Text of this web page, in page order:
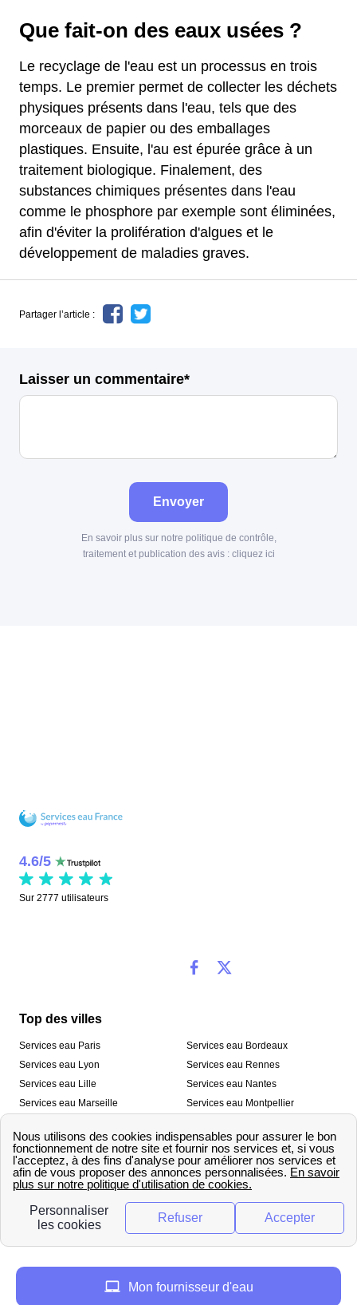
Que fait-on des eaux usées ?
Le recyclage de l'eau est un processus en trois
temps. Le premier permet de collecter les déchets
physiques présents dans l'eau, tels que des
morceaux de papier ou des emballages
plastiques. Ensuite, l'au est épurée grâce à un
traitement biologique. Finalement, des
substances chimiques présentes dans l'eau
comme le phosphore par exemple sont éliminées,
afin d'éviter la prolifération d'algues et le
développement de maladies graves.
Partager l’article :
Laisser un commentaire*
Envoyer
En savoir plus sur notre politique de contrôle,
traitement et publication des avis : cliquez ici
4.6/5
Sur 2777 utilisateurs
Top des villes
Services eau Paris
Services eau Lyon
Services eau Lille
Services eau Marseille
Services eau Toulon
Services eau Bordeaux
Services eau Rennes
Services eau Nantes
Services eau Montpellier
Services eau Strasbourg
Nos outils
🛁 Simulateur consommation eau
💧 Comparer les fournisseurs
d’eau
Mon fournisseur d'eau